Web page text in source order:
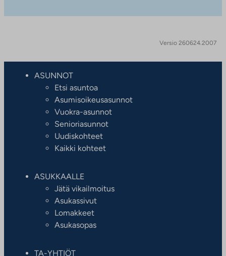
Versio 260624.2007
ASUNNOT
Etsi asuntoa
Asumisoikeusasunnot
Vuokra-asunnot
Senioriasunnot
Uudiskohteet
Kaikki kohteet
ASUKKAALLE
Jätä vikailmoitus
Asukassivut
Lomakkeet
Asukasopas
TA-YHTIÖT